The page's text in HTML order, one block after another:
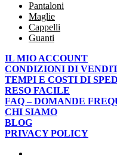
Pantaloni
Maglie
Cappelli
Guanti
IL MIO ACCOUNT
CONDIZIONI DI
TEMPI E COSTI DI
RESO FACILE
FAQ – DOMANDE
CHI SIAMO
BLOG
PRIVACY POLICY